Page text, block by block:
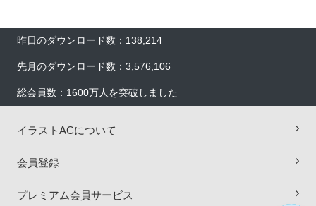
昨日のダウンロード数：138,214
先月のダウンロード数：3,576,106
総会員数：1600万人を突破しました
イラストACについて
会員登録
プレミアム会員サービス